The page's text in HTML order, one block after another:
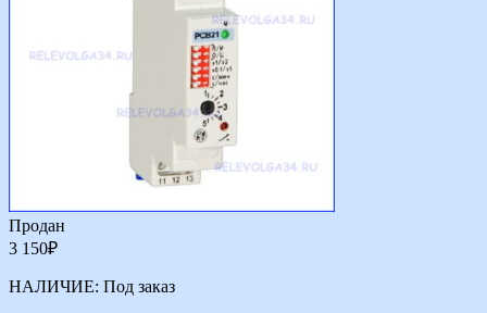
Продан
3 150₽
НАЛИЧИЕ: Под заказ